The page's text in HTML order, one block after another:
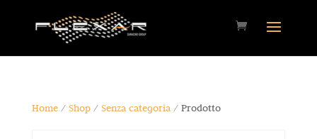
Home/ Shop/ Senza categoria/ Prodotto